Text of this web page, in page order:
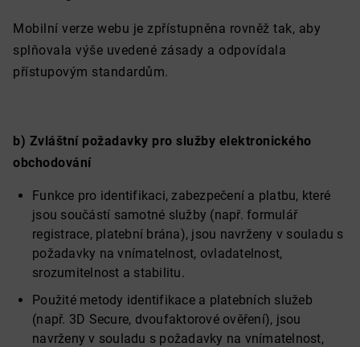
Mobilní verze webu je zpřístupněna rovněž tak, aby
splňovala výše uvedené zásady a odpovídala
přístupovým standardům.
b) Zvláštní požadavky pro služby elektronického
obchodování
Funkce pro identifikaci, zabezpečení a platbu, které
jsou součástí samotné služby (např. formulář
registrace, platební brána), jsou navrženy v souladu s
požadavky na vnímatelnost, ovladatelnost,
srozumitelnost a stabilitu.
Použité metody identifikace a platebních služeb
(např. 3D Secure, dvoufaktorové ověření), jsou
navrženy v souladu s požadavky na vnímatelnost,